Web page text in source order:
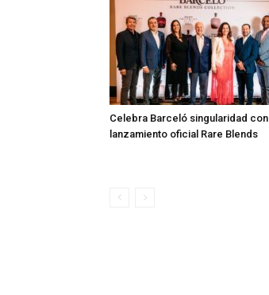
Celebra Barceló singularidad con
lanzamiento oficial Rare Blends